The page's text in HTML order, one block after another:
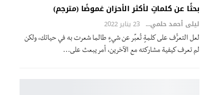
بحثًا عن كلماتٍ لأكثر الأحزان غموضًا (مترجم)
ليلى أحمد حلمي 23 يناير 2022
لعل التعرُّف على كلمةٍ تُعبِّر عن شيءٍ طالما شعرت به في حياتك، ولكن
لم تعرف كيفية مشاركته مع الآخرين، أمر يبعث على…